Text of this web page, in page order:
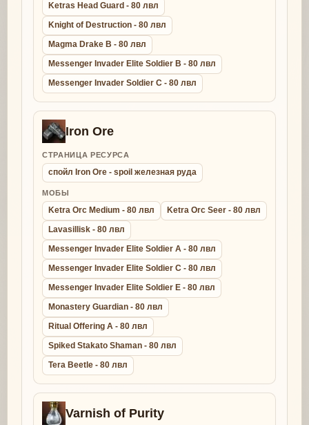
Ketras Head Guard - 80 лвл
Knight of Destruction - 80 лвл
Magma Drake B - 80 лвл
Messenger Invader Elite Soldier B - 80 лвл
Messenger Invader Soldier C - 80 лвл
Iron Ore
СТРАНИЦА РЕСУРСА
спойл Iron Ore - spoil железная руда
МОБЫ
Ketra Orc Medium - 80 лвл
Ketra Orc Seer - 80 лвл
Lavasillisk - 80 лвл
Messenger Invader Elite Soldier A - 80 лвл
Messenger Invader Elite Soldier C - 80 лвл
Messenger Invader Elite Soldier E - 80 лвл
Monastery Guardian - 80 лвл
Ritual Offering A - 80 лвл
Spiked Stakato Shaman - 80 лвл
Tera Beetle - 80 лвл
Varnish of Purity